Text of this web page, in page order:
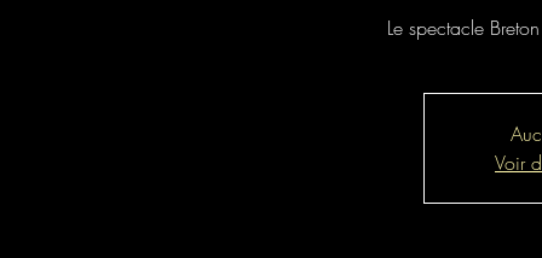
Le spectacle
Voir